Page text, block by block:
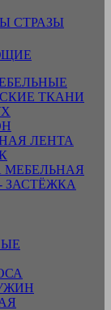
СТРАЗЫ
ТКАНИ
ЛЕНТА
МЕБЕЛЬНАЯ
ЗАСТЁЖКА